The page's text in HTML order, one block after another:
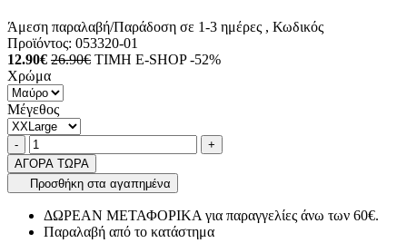
Άμεση παραλαβή/Παράδοση σε 1-3 ημέρες , Κωδικός
Προϊόντος: 053320-01
12.90€ 26.90€ ΤΙΜΗ E-SHOP -52%
Χρώμα
Μέγεθος
Ποσότητα
-product.increase.quantity +
ΑΓΟΡΑ ΤΩΡΑ
Προσθήκη στα αγαπημένα
ΔΩΡΕΑΝ ΜΕΤΑΦΟΡΙΚΑ για παραγγελίες άνω των 60€.
Παραλαβή από το κατάστημα